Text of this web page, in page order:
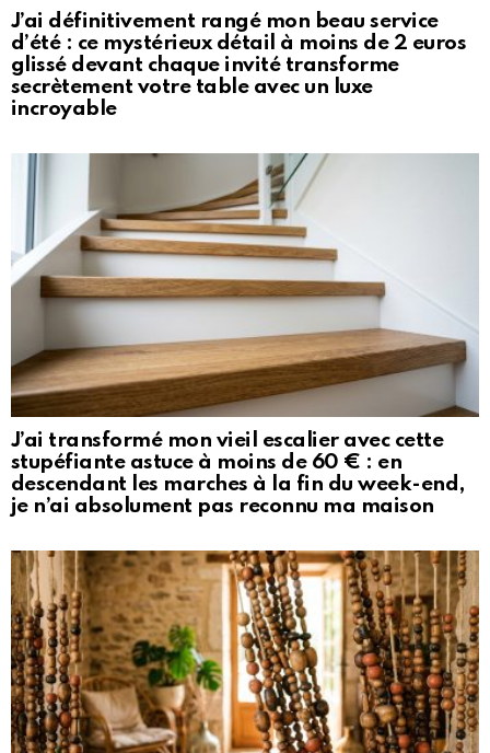
J’ai définitivement rangé mon beau service
d’été : ce mystérieux détail à moins de 2 euros
glissé devant chaque invité transforme
secrètement votre table avec un luxe
incroyable
J’ai transformé mon vieil escalier avec cette
stupéfiante astuce à moins de 60 € : en
descendant les marches à la fin du week-end,
je n’ai absolument pas reconnu ma maison